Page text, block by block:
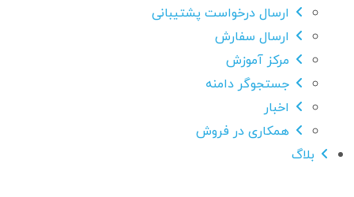
ارسال درخواست پشتیبانی
ارسال سفارش
مرکز آموزش
جستجوگر دامنه
اخبار
همکاری در فروش
بلاگ